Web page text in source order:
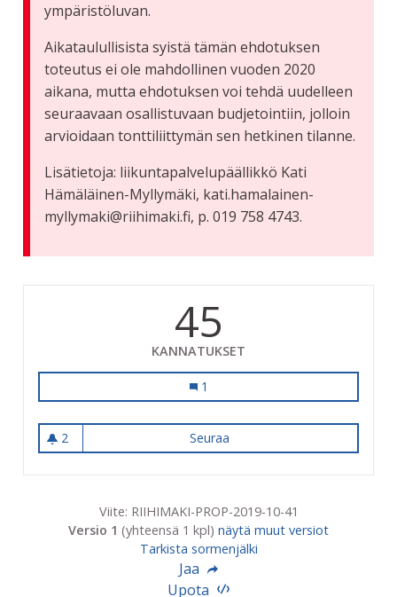
ympäristöluvan.
Aikataulullisista syistä tämän ehdotuksen
toteutus ei ole mahdollinen vuoden 2020
aikana, mutta ehdotuksen voi tehdä uudelleen
seuraavaan osallistuvaan budjetointiin, jolloin
arvioidaan tonttiliittymän sen hetkinen tilanne.
Lisätietoja: liikuntapalvelupäällikkö Kati
Hämäläinen-Myllymäki, kati.hamalainen-
myllymaki@riihimaki.fi, p. 019 758 4743.
45
KANNATUKSET
Laillinen keulimis/stunttipaikka
1
2
2 seuraajaa
Seuraa
Viite: RIIHIMAKI-PROP-2019-10-41
Versio 1 (yhteensä 1 kpl) näytä muut versiot
Tarkista sormenjälki
Jaa
Upota